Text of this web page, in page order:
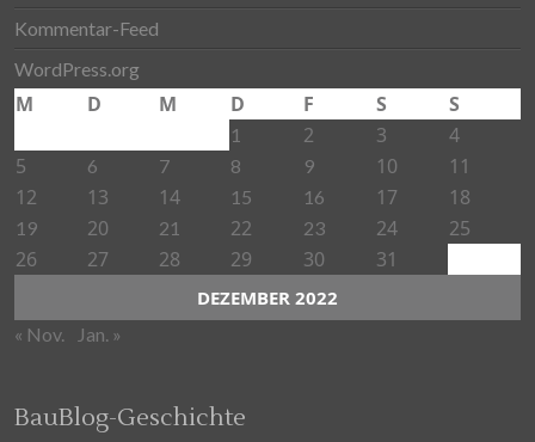
Kommentar-Feed
WordPress.org
DEZEMBER 2022
M D M D F S S
1 2 3
4
5
6 7 8 9 10
11
12
13 14 15 16 17 18
19 20 21 22 23 24
25
26
27 28 29 30 31
« Nov. Jan. »
BauBlog-Geschichte